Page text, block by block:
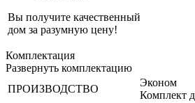
Вы получите качественный
дом за разумную цену!
Комплектация
Развернуть комплектацию
ПРОИЗВОДСТВО
Эконом
Комплект